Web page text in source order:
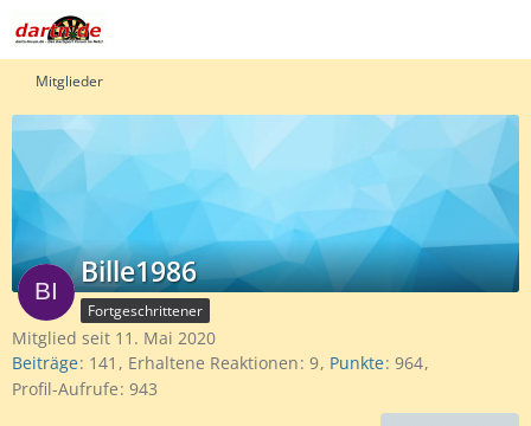
Mitglieder
Bille1986
Fortgeschrittener
Mitglied seit 11. Mai 2020
Beiträge 141 Erhaltene Reaktionen 9 Punkte 964
Profil-Aufrufe 943